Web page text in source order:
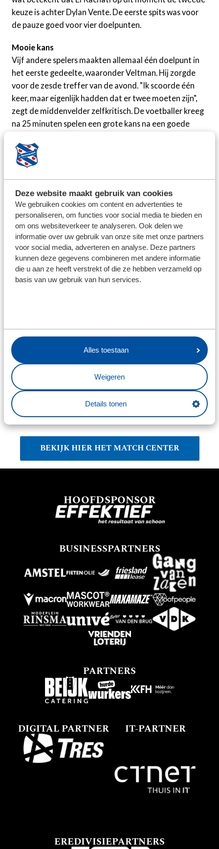
Deze website maakt gebruik van cookies
We gebruiken cookies om content en advertenties te
personaliseren, om functies voor social media te bieden en
om ons websiteverkeer te analyseren. Ook delen we
informatie over uw gebruik van onze site met onze partners
voor social media, adverteren en analyse. Deze partners
kunnen deze gegevens combineren met andere informatie
die u aan ze heeft verstrekt of die ze hebben verzameld op
basis van uw gebruik van hun services.
Alles toestaan
Weigeren
Details tonen
keuze is achter Dylan Vente. De eerste spits was voor
de pauze goed voor vier doelpunten.
Mooie kans
Vijf andere spelers maakten allemaal één doelpunt in
het eerste gedeelte, waaronder Veltman. Hij zorgde
voor de zesde treffer van de avond. "Ik scoorde één
keer, maar eigenlijk hadden dat er twee moeten zijn",
zegt de middenvelder zelfkritisch. De voetballer kreeg
na 25 minuten spelen een grote kans na een goede
Vente, maar de bal ging uiteindelijk naast. "Gelukkig
had ik nog wel een assist, dat is fijn."
het is een leuke en speciale ervaring", vervolgt hij. "In
deze weken wil ik mezelf zo goed mogelijk laten zien en
fit blijven. Vorig seizoen ben ik lang geblesseerd
geweest, dat was zwaar. Daarom vind ik het extra mooi
dat ik hier nu sta: het laat zien dat de club vertrouwen
in mij heeft."
Veltman liet zien goed met de bal overweg te kunnen,
mezelf goed heb laten zien", aldus de spits, die zich
ondanks de afwezigheid van een tweede spits niet rijk
rekende met een plek in de selectie. "Ik hoorde pas laat
dat ik mee mocht doen tijdens de voorbereiding, maar
de eerste kans heb ik met beide handen aangegrepen."
BEKIJK HIER HET MATCH CENTER
HOOFDSPONSOR
BUSINESSPARTNERS
PARTNERS
DIGITAL PARTNER IT-PARTNER
EREDIVISIEPARTNERS